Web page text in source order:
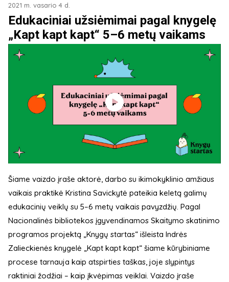
2021 m. vasario 4 d.
Edukaciniai užsiėmimai pagal knygelę
„Kapt kapt kapt“ 5–6 metų vaikams
Šiame vaizdo įraše aktorė, darbo su ikimokyklinio amžiaus
vaikais praktikė Kristina Savickytė pateikia keletą galimų
edukacinių veiklų su 5–6 metų vaikais pavyzdžių. Pagal
Nacionalinės bibliotekos įgyvendinamos Skaitymo skatinimo
programos projektą „Knygų startas“ išleista Indrės
Zalieckienės knygelė „Kapt kapt kapt“ šiame kūrybiniame
procese tarnauja kaip atspirties taškas, joje slypintys
raktiniai žodžiai – kaip įkvėpimas veiklai. Vaizdo įraše